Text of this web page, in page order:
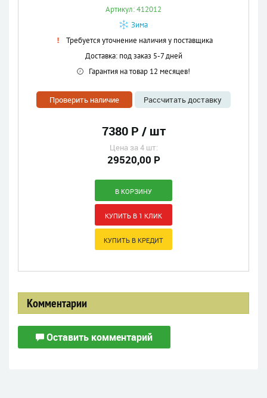
Артикул: 412012
Зима
Требуется уточнение наличия у поставщика
Доставка: под заказ 5-7 дней
Гарантия на товар 12 месяцев!
Проверить наличие Рассчитать доставку
7380 Р / шт
Цена за 4 шт:
29520,00 Р
Комментарии
Оставить комментарий